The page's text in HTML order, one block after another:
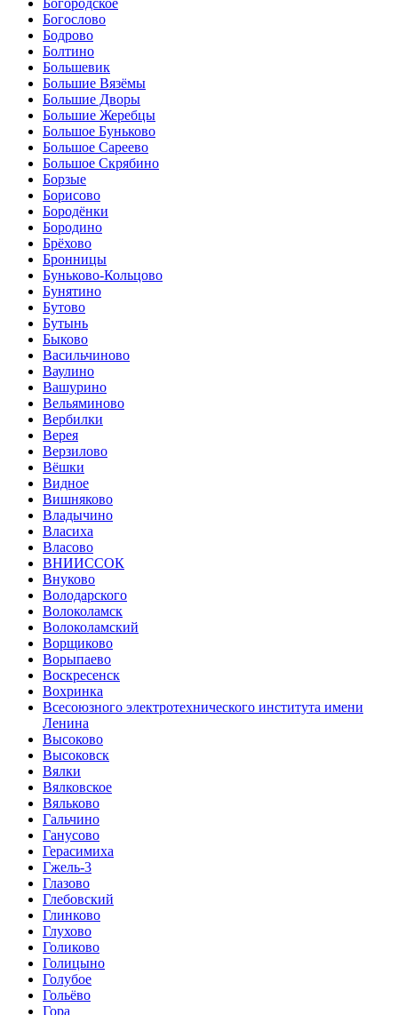
Богородское
Богослово
Бодрово
Болтино
Большевик
Большие Вязёмы
Большие Дворы
Большие Жеребцы
Большое Буньково
Большое Сареево
Большое Скрябино
Борзые
Борисово
Бородёнки
Бородино
Брёхово
Бронницы
Буньково-Кольцово
Бунятино
Бутово
Бутынь
Быково
Васильчиново
Ваулино
Вашурино
Вельяминово
Вербилки
Верея
Верзилово
Вёшки
Видное
Вишняково
Владычино
Власиха
Власово
ВНИИССОК
Внуково
Володарского
Волоколамск
Волоколамский
Ворщиково
Ворыпаево
Воскресенск
Вохринка
Всесоюзного электротехнического института имени
Ленина
Высоково
Высоковск
Вялки
Вялковское
Вяльково
Гальчино
Ганусово
Герасимиха
Гжель-3
Глазово
Глебовский
Глинково
Глухово
Голиково
Голицыно
Голубое
Гольёво
Гора